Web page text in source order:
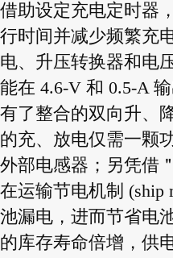
借助设定充电定时器
行时间并减少频繁充
电、升压转换器和电
能在 4.6-V 和 0.5-A
有了整合的双向升、
的充、放电仅需一颗
外部电感器；另凭借
在运输节电机制 (ship
池漏电，进而节省电
的库存寿命倍增，供